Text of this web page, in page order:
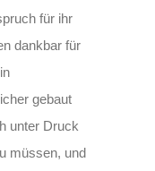
für ihr
dankbar für
gebaut
unter Druck
müssen, und